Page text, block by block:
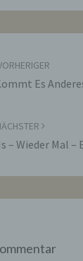
Es
– Wieder Mal –